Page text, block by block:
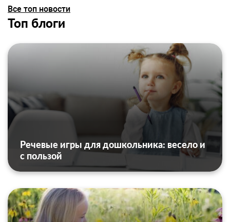
Все топ новости
Топ блоги
Речевые игры для дошкольника: весело и
с пользой